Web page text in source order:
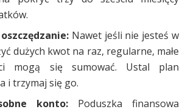
Nawet jeśli nie jesteś w
dużych kwot na raz, regularne, małe
mogą się sumować. Ustal plan
i trzymaj się go.
konto: Poduszka finansowa